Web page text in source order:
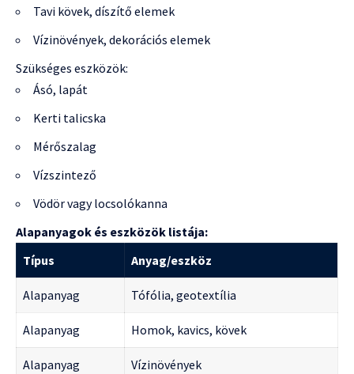
Tavi kövek, díszítő elemek
Vízinövények, dekorációs elemek
Szükséges eszközök:
Ásó, lapát
Kerti talicska
Mérőszalag
Vízszintező
Vödör vagy locsolókanna
Alapanyagok és eszközök listája:
Típus
Anyag/eszköz
Alapanyag Tófólia, geotextília
Alapanyag Homok, kavics, kövek
Alapanyag Vízinövények